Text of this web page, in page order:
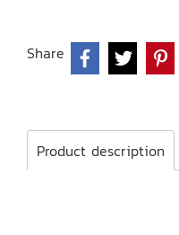
Share
Product description